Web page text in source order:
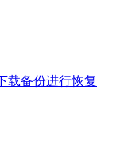
载备份进行恢复